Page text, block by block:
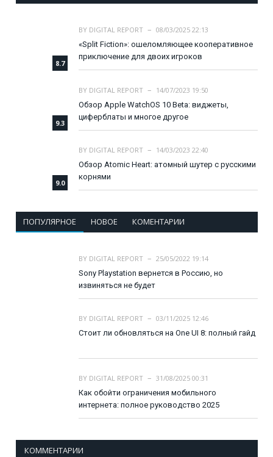
8.7
BY DIGITAL REPORT
08/03/2025 22:13
«Split Fiction»: ошеломляющее кооперативное
приключение для двоих игроков
9.3
BY DIGITAL REPORT
14/07/2023 19:50
Обзор Apple WatchOS 10 Beta: виджеты,
циферблаты и многое другое
9.0
BY DIGITAL REPORT
14/03/2023 22:40
Обзор Atomic Heart: атомный шутер с русскими
корнями
ПОПУЛЯРНОЕ НОВОЕ КОМЕНТАРИИ
BY DIGITAL REPORT
25/05/2022 19:14
Sony Playstation вернется в Россию, но
извиняться не будет
BY DIGITAL REPORT
03/11/2025 12:46
Стоит ли обновляться на One UI 8: полный гайд
BY DIGITAL REPORT
31/08/2025 00:31
Как обойти ограничения мобильного
интернета: полное руководство 2025
КОММЕНТАРИИ